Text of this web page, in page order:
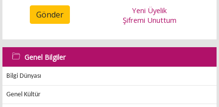
Gönder
Yeni Üyelik
Şifremi Unuttum
Genel Bilgiler
Bilgi Dünyası
Genel Kültür